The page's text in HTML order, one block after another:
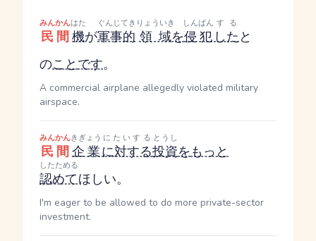
民間
みんかん
機
はた
が軍事的
ぐんじてき
領域
りょういき
を侵犯
しんぱん
した
する
と
のことです。
A commercial airplane allegedly violated military
airspace.
民間
みんかん
企業
きぎょう
に対する
にたいする
投資
とうし
をもっと
認めて
したためる
ほしい。
I'm eager to be allowed to do more private-sector
investment.